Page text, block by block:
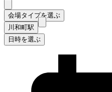
会場タイプを選ぶ
川和町駅
日時を選ぶ